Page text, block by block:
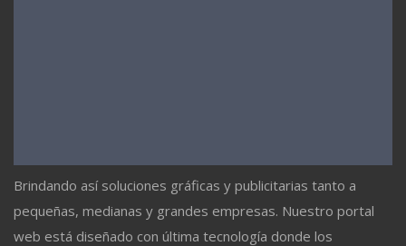
Brindando así soluciones gráficas y publicitarias tanto a
pequeñas, medianas y grandes empresas. Nuestro portal
web está diseñado con última tecnología donde los